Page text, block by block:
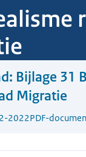
Bijlage 31
Migratie
2022PDF-